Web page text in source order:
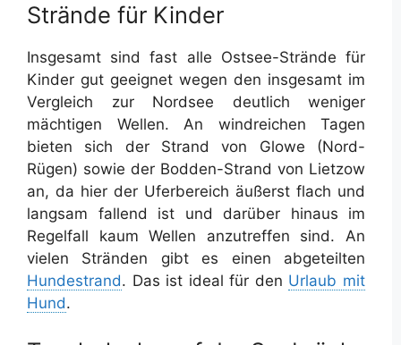
Strände für Kinder
Insgesamt sind fast alle Ostsee-Strände für
Kinder gut geeignet wegen den insgesamt im
Vergleich zur Nordsee deutlich weniger
mächtigen Wellen. An windreichen Tagen
bieten sich der Strand von Glowe (Nord-
Rügen) sowie der Bodden-Strand von Lietzow
an, da hier der Uferbereich äußerst flach und
langsam fallend ist und darüber hinaus im
Regelfall kaum Wellen anzutreffen sind. An
vielen Stränden gibt es einen abgeteilten
Hundestrand. Das ist ideal für den Urlaub mit
Hund.